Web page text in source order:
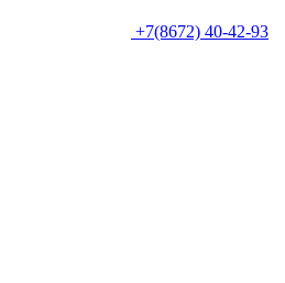
+7(8672) 40-42-93